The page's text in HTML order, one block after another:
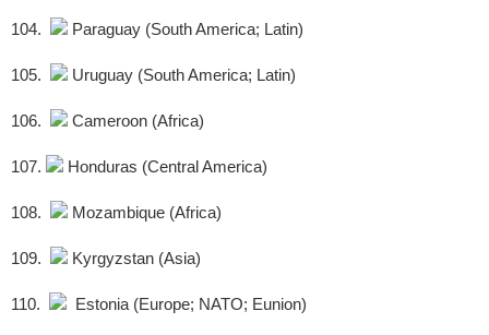
104. Paraguay (South America; Latin)
105. Uruguay (South America; Latin)
106. Cameroon (Africa)
107. Honduras (Central America)
108. Mozambique (Africa)
109. Kyrgyzstan (Asia)
110. Estonia (Europe; NATO; Eunion)